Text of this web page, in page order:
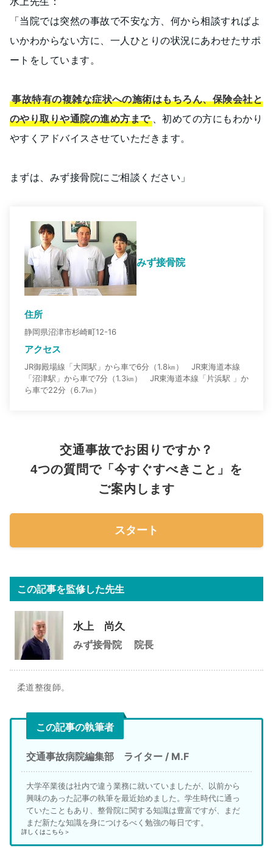
「当院では突然の事故で不安な方、何から相談すればよ
いかわからない方に、一人ひとりの状況にあわせたサポ
ートをしています。
事故特有の複雑な症状への施術はもちろん、保険会社と
のやり取りや通院の進め方まで、初めての方にもわかり
やすくアドバイスさせていただきます。
まずは、みず接骨院にご相談ください」
みず接骨院
住所
静岡県沼津市杉崎町12-16
アクセス
JR御殿場線「大岡駅」から車で6分（1.8㎞） JR東海道本線
「沼津駅」から車で7分（1.3㎞） JR東海道本線「片浜駅 」か
ら車で22分（6.7㎞）
交通事故でお困りですか？
4つの質問で「今すぐすべきこと」を
ご案内します
スタート
この記事を監修した先生
水上 尚久
みず接骨院
院長
柔道整復師。
この記事の執筆者
交通事故病院編集部 ライター / M.F
大学卒業後は社内で違う業務に就いていましたが、以前から
興味のあった記事の執筆を最近始めました。学生時代に通っ
ていたこともあり、整骨院に関する知識は豊富ですが、まだ
まだ新たな知識を身につけるべく勉強の毎日です。
詳しくはこちら＞